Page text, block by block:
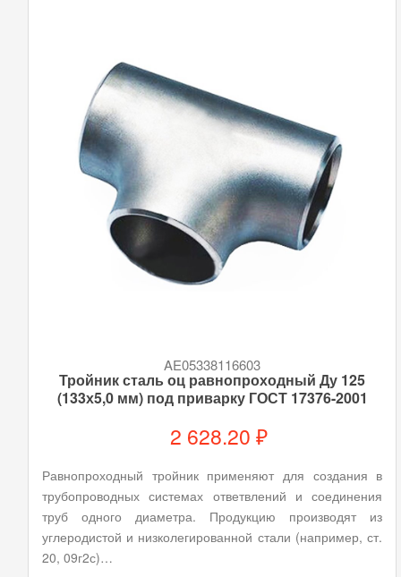
AE05338116603
Тройник сталь оц равнопроходный Ду 125
(133х5,0 мм) под приварку ГОСТ 17376-2001
2 628.20 ₽
Равнопроходный тройник применяют для создания в
трубопроводных системах ответвлений и соединения
труб одного диаметра. Продукцию производят из
углеродистой и низколегированной стали (например, ст.
20, 09г2с)…